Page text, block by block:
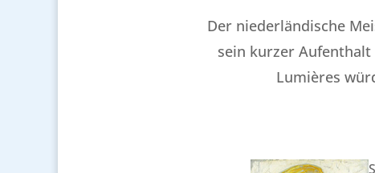
Der niederländische
sein kurzer Aufenthalt
Lumières